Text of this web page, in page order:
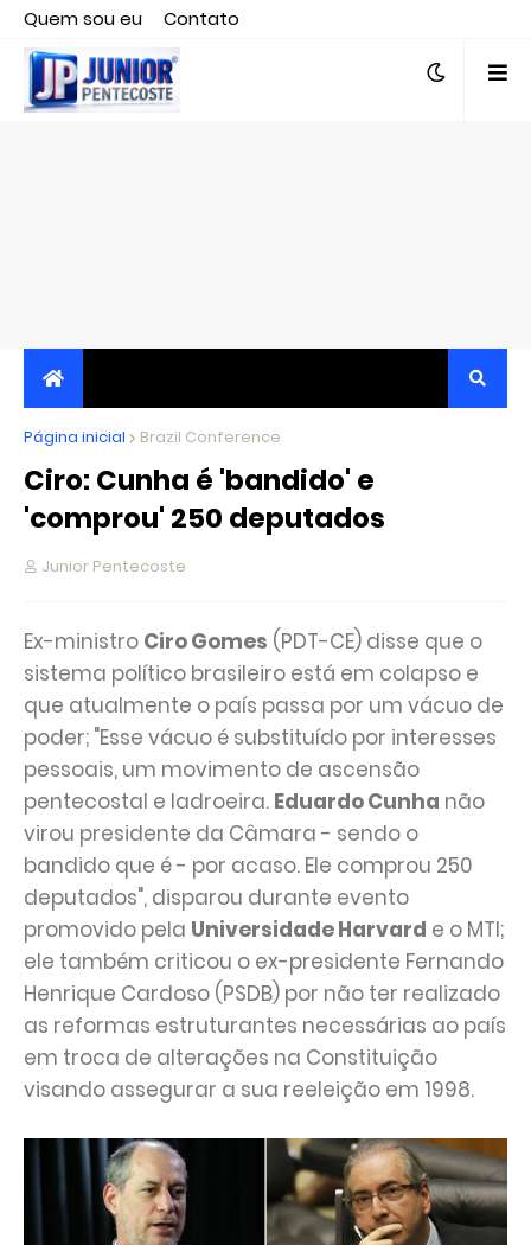
Quem sou eu
Contato
Editor responsável, jornalista Clovis Almeida.
JORNALISMO INDEPENDENTE, TRANSPARENTE E
CRÍTICO
Página inicial Brazil Conference
Ciro: Cunha é 'bandido' e
'comprou' 250 deputados
Junior Pentecoste
Ex-ministro Ciro Gomes (PDT-CE) disse que o
sistema político brasileiro está em colapso e
que atualmente o país passa por um vácuo de
poder; "Esse vácuo é substituído por interesses
pessoais, um movimento de ascensão
pentecostal e ladroeira. Eduardo Cunha não
virou presidente da Câmara - sendo o
bandido que é - por acaso. Ele comprou 250
deputados", disparou durante evento
promovido pela Universidade Harvard e o MTI;
ele também criticou o ex-presidente Fernando
Henrique Cardoso (PSDB) por não ter realizado
as reformas estruturantes necessárias ao país
em troca de alterações na Constituição
visando assegurar a sua reeleição em 1998.